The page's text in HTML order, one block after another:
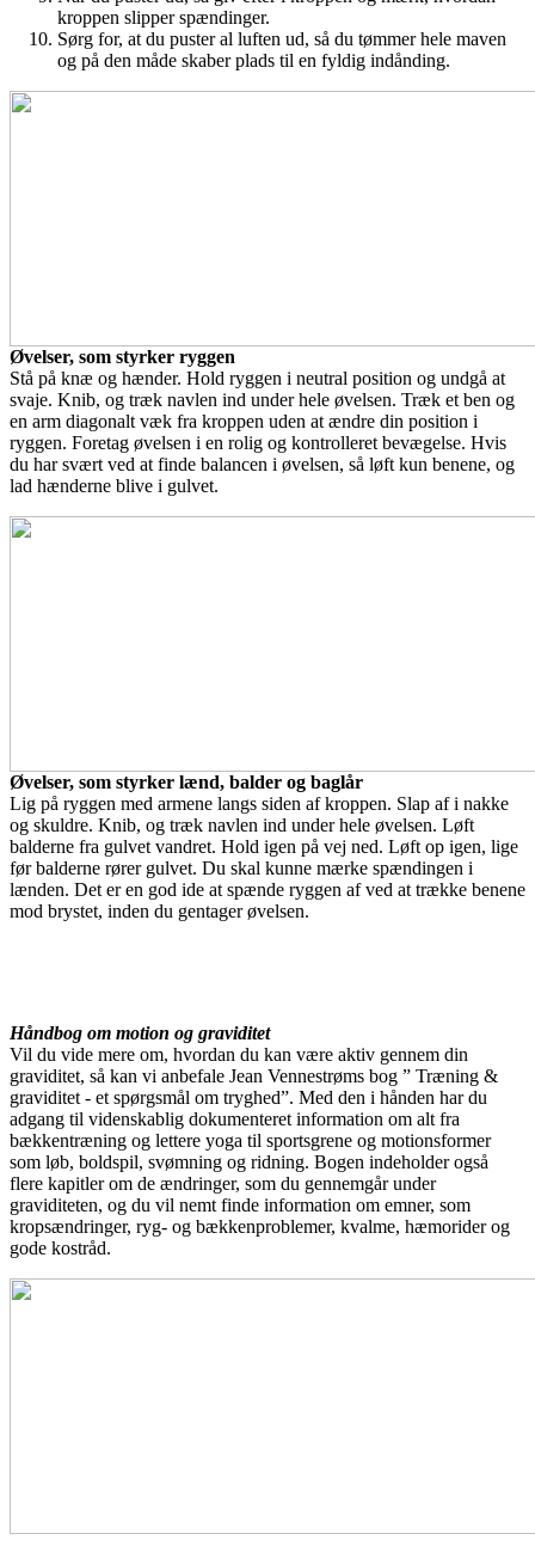
kroppen slipper spændinger.
Sørg for, at du puster al luften ud, så du tømmer hele maven
og på den måde skaber plads til en fyldig indånding.
Øvelser, som styrker ryggen
Stå på knæ og hænder. Hold ryggen i neutral position og undgå at
svaje. Knib, og træk navlen ind under hele øvelsen. Træk et ben og
en arm diagonalt væk fra kroppen uden at ændre din position i
ryggen. Foretag øvelsen i en rolig og kontrolleret bevægelse. Hvis
du har svært ved at finde balancen i øvelsen, så løft kun benene, og
lad hænderne blive i gulvet.
Øvelser, som styrker lænd, balder og baglår
Lig på ryggen med armene langs siden af kroppen. Slap af i nakke
og skuldre. Knib, og træk navlen ind under hele øvelsen. Løft
balderne fra gulvet vandret. Hold igen på vej ned. Løft op igen, lige
før balderne rører gulvet. Du skal kunne mærke spændingen i
lænden. Det er en god ide at spænde ryggen af ved at trække benene
mod brystet, inden du gentager øvelsen.
Håndbog om motion og graviditet
Vil du vide mere om, hvordan du kan være aktiv gennem din
graviditet, så kan vi anbefale Jean Vennestrøms bog ” Træning &
graviditet - et spørgsmål om tryghed”. Med den i hånden har du
adgang til videnskablig dokumenteret information om alt fra
bækkentræning og lettere yoga til sportsgrene og motionsformer
som løb, boldspil, svømning og ridning. Bogen indeholder også
flere kapitler om de ændringer, som du gennemgår under
graviditeten, og du vil nemt finde information om emner, som
kropsændringer, ryg- og bækkenproblemer, kvalme, hæmorider og
gode kostråd.